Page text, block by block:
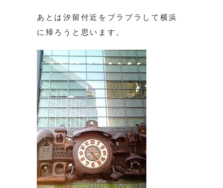
あとは汐留付近をブラブラして横浜
に帰ろうと思います。